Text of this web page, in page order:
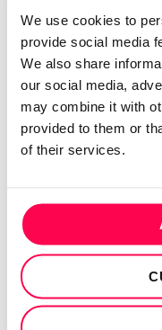
We use cookies to
provide social media
We also share
our social media,
may combine it with
provided to them or
of their services.
QUEM SOMOS
Sobre mim
Contactos
Conta cliente
Recuperar Password
Política de
Termos e condições
Resolução de
Livro de